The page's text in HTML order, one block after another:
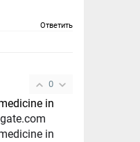
Ответить
0
in
in